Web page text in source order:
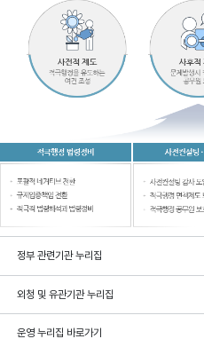
정부 관련기관 누리집
외청 및 유관기관 누리집
운영 누리집 바로가기